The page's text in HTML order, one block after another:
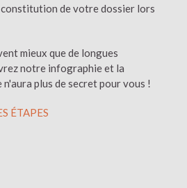
constitution de votre dossier lors
mieux que de longues
notre infographie et la
plus de secret pour vous !
ÉTAPES